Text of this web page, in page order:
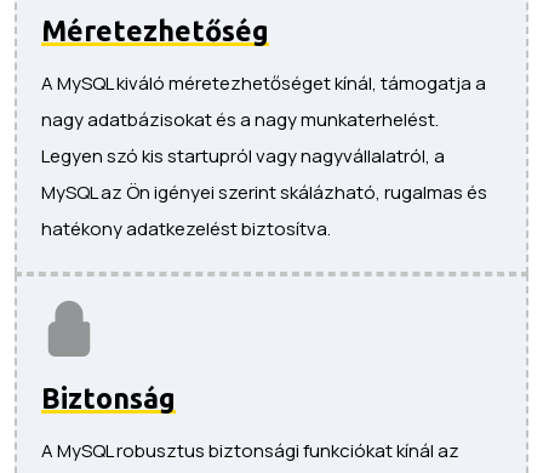
Méretezhetőség
A MySQL kiváló méretezhetőséget kínál, támogatja a
nagy adatbázisokat és a nagy munkaterhelést.
Legyen szó kis startupról vagy nagyvállalatról, a
MySQL az Ön igényei szerint skálázható, rugalmas és
hatékony adatkezelést biztosítva.
Biztonság
A MySQL robusztus biztonsági funkciókat kínál az